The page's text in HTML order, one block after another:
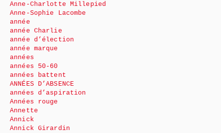
Anne-Charlotte Millepied
Anne-Sophie Lacombe
année
année Charlie
année d’élection
année marque
années
années 50-60
années battent
ANNÉES D’ABSENCE
années d’aspiration
Années rouge
Annette
Annick
Annick Girardin